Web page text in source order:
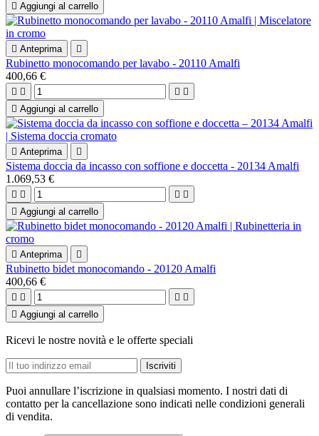
 Aggiungi al carrello
 Anteprima 
Rubinetto monocomando per lavabo - 20110 Amalfi
400,66 €
   
 Aggiungi al carrello
 Anteprima 
Sistema doccia da incasso con soffione e doccetta - 20134 Amalfi
1.069,53 €
   
 Aggiungi al carrello
 Anteprima 
Rubinetto bidet monocomando - 20120 Amalfi
400,66 €
   
 Aggiungi al carrello
Ricevi le nostre novità e le offerte speciali
Puoi annullare l’iscrizione in qualsiasi momento. I nostri dati di
contatto per la cancellazione sono indicati nelle condizioni generali
di vendita.